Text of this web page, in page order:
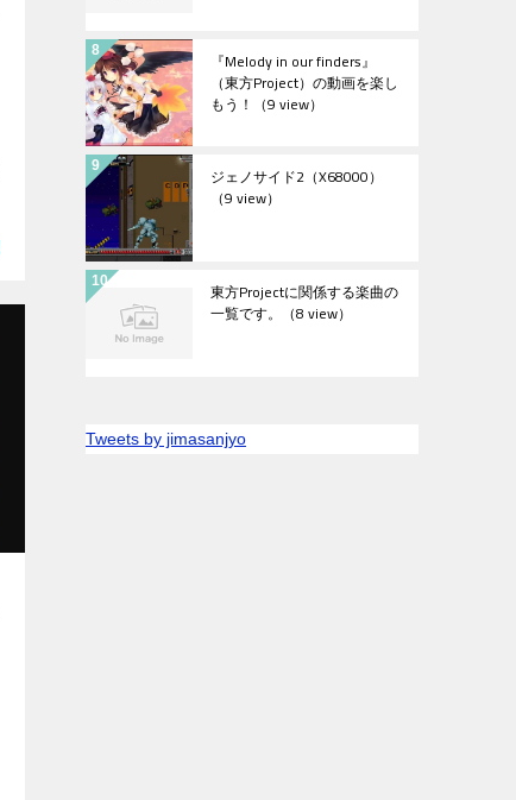
『Melody in our finders』
（東方Project）の動画を楽し
もう！ （9 view）
ジェノサイド2（X68000）
（9 view）
東方Projectに関係する楽曲の
一覧です。 （8 view）
Tweets by jimasanjyo